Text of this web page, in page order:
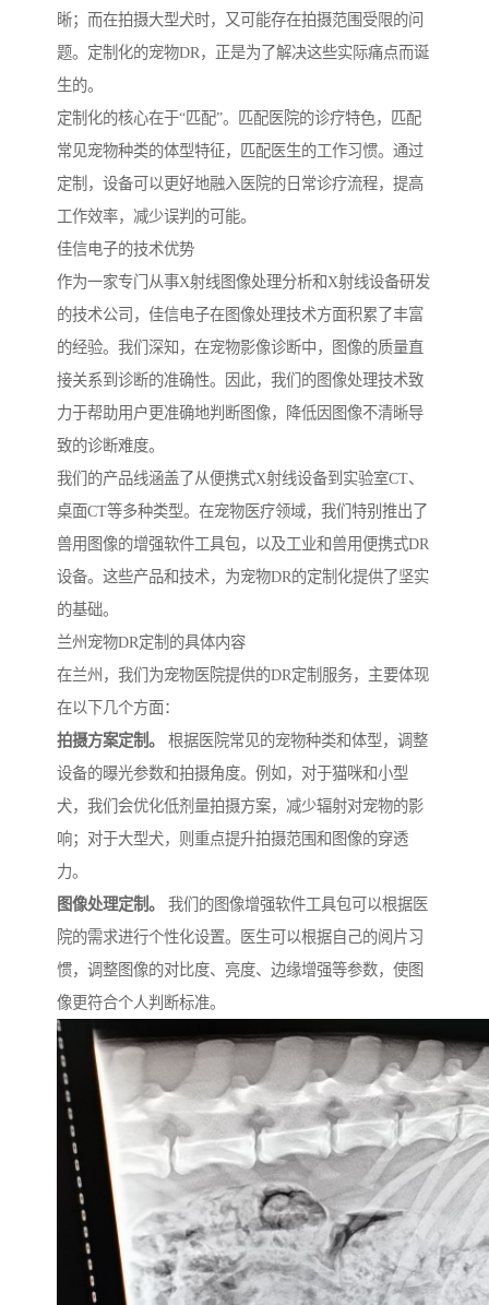
晰；而在拍摄大型犬时，又可能存在拍摄范围受限的问
题。定制化的宠物DR，正是为了解决这些实际痛点而诞
生的。
定制化的核心在于“匹配”。匹配医院的诊疗特色，匹配
常见宠物种类的体型特征，匹配医生的工作习惯。通过
定制，设备可以更好地融入医院的日常诊疗流程，提高
工作效率，减少误判的可能。
佳信电子的技术优势
作为一家专门从事X射线图像处理分析和X射线设备研发
的技术公司，佳信电子在图像处理技术方面积累了丰富
的经验。我们深知，在宠物影像诊断中，图像的质量直
接关系到诊断的准确性。因此，我们的图像处理技术致
力于帮助用户更准确地判断图像，降低因图像不清晰导
致的诊断难度。
我们的产品线涵盖了从便携式X射线设备到实验室CT、
桌面CT等多种类型。在宠物医疗领域，我们特别推出了
兽用图像的增强软件工具包，以及工业和兽用便携式DR
设备。这些产品和技术，为宠物DR的定制化提供了坚实
的基础。
兰州宠物DR定制的具体内容
在兰州，我们为宠物医院提供的DR定制服务，主要体现
在以下几个方面：
拍摄方案定制。
根据医院常见的宠物种类和体型，调整
设备的曝光参数和拍摄角度。例如，对于猫咪和小型
犬，我们会优化低剂量拍摄方案，减少辐射对宠物的影
响；对于大型犬，则重点提升拍摄范围和图像的穿透
力。
图像处理定制。
我们的图像增强软件工具包可以根据医
院的需求进行个性化设置。医生可以根据自己的阅片习
惯，调整图像的对比度、亮度、边缘增强等参数，使图
像更符合个人判断标准。